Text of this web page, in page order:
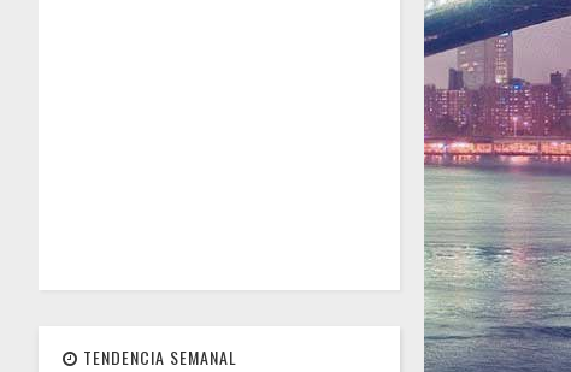
TENDENCIA SEMANAL